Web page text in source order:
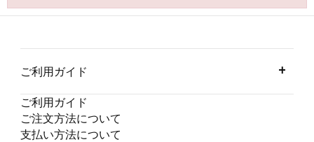
ご利用ガイド
ご利用ガイド
ご注文方法について
支払い方法について